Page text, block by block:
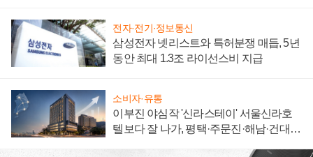
전자·전기·정보통신
삼성전자 넷리스트와 특허분쟁 매듭, 5년
동안 최대 1.3조 라이선스비 지급
소비자·유통
이부진 야심작 '신라스테이' 서울신라호
텔보다 잘 나가, 평택·주문진·해남·건대로